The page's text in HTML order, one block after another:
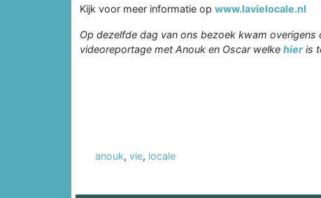
Kijk voor meer informatie op www.lavielocale.nl
Op dezelfde dag van ons bezoek kwam
videoreportage met Anouk en Oscar welke hieris
anouk, vie, locale